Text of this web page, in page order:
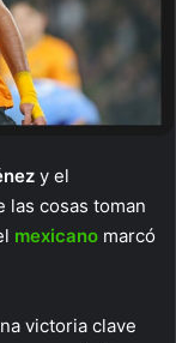
y el
las cosas toman
mexicano marcó
victoria clave